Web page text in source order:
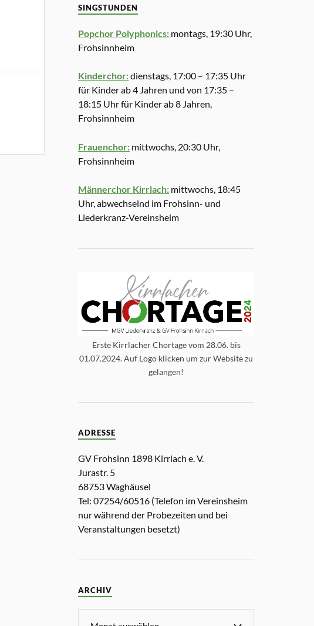
SINGSTUNDEN
Popchor Polyphonics: montags, 19:30 Uhr,
Frohsinnheim
Kinderchor:dienstags, 17:00 – 17:35 Uhr
für Kinder ab 4 Jahren und von 17:35 –
18:15 Uhr für Kinder ab 8 Jahren,
Frohsinnheim
Frauenchor: mittwochs, 20:30 Uhr,
Frohsinnheim
Männerchor Kirrlach: mittwochs, 18:45
Uhr, abwechselnd im Frohsinn- und
Liederkranz-Vereinsheim
Erste Kirrlacher Chortage vom 28.06. bis
01.07.2024. Auf Logo klicken um zur Website zu
gelangen!
ADRESSE
GV Frohsinn 1898 Kirrlach e. V.
Jurastr. 5
68753 Waghäusel
Tel: 07254/60516 (Telefon im Vereinsheim
nur während der Probezeiten und bei
Veranstaltungen besetzt)
ARCHIV